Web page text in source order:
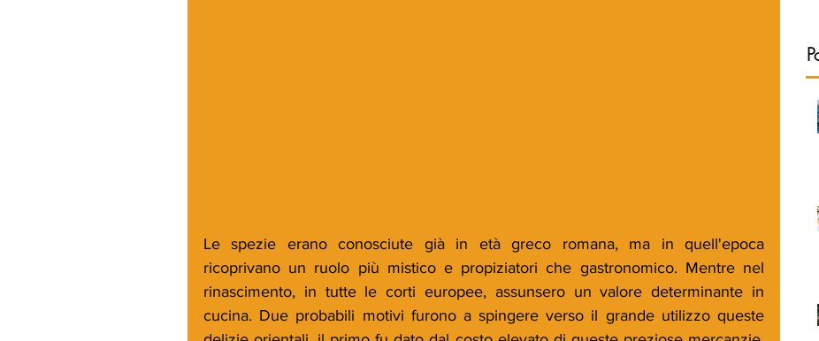
Le spezie erano conosciute già in età greco romana, ma in quell'epoca
ricoprivano un ruolo più mistico e propiziatori che gastronomico. Mentre nel
rinascimento, in tutte le corti europee, assunsero un valore determinante in
cucina. Due probabili motivi furono a spingere verso il grande utilizzo queste